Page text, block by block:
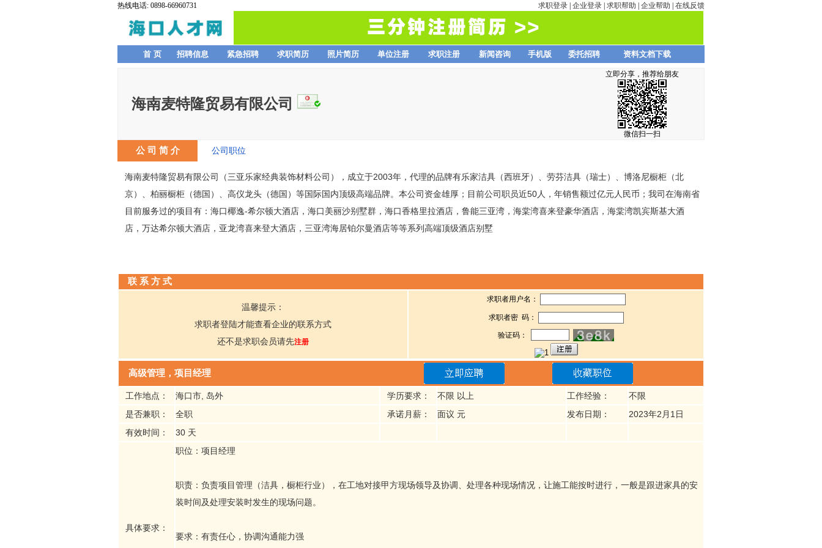
热线电话: 0898-66960731 求职登录 企业登录 求职帮助 企业帮助 在线反馈
首 页 招聘信息 紧急招聘 求职简历 照片简历 单位注册 求职注册 新闻咨询 手机版 委托招聘 资料文档下载
海南麦特隆贸易有限公司
立即分享，推荐给朋友
微信扫一扫
公 司 简 介 公司职位
海南麦特隆贸易有限公司（三亚乐家经典装饰材料公司），成立于2003年，代理的品牌有乐家洁具（西班牙）、劳芬洁具（瑞士）、博洛尼橱柜（北
京）、柏丽橱柜（德国）、高仪龙头（德国）等国际国内顶级高端品牌。本公司资金雄厚；目前公司职员近50人，年销售额过亿元人民币；我司在海南省
目前服务过的项目有：海口椰逸-希尔顿大酒店，海口美丽沙别墅群，海口香格里拉酒店，鲁能三亚湾，海棠湾喜来登豪华酒店，海棠湾凯宾斯基大酒
店，万达希尔顿大酒店，亚龙湾喜来登大酒店，三亚湾海居铂尔曼酒店等等系列高端顶级酒店别墅
联 系 方 式
温馨提示：
求职者登陆才能查看企业的联系方式
还不是求职会员请先注册
求职者用户名：
求职者密 码：
验证码：
高级管理，项目经理
工作地点： 海口市, 岛外 学历要求： 不限 以上 工作经验：
不限
是否兼职：
全职 承诺月薪： 面议 元 发布日期：
2023年2月1日
有效时间：
30 天
具体要求：
职位：项目经理
职责：负责项目管理（洁具，橱柜行业），在工地对接甲方现场领导及协调、处理各种现场情况，让施工能按时进行，一般是跟进家具的安
装时间及处理安装时发生的现场问题。
要求：有责任心，协调沟通能力强